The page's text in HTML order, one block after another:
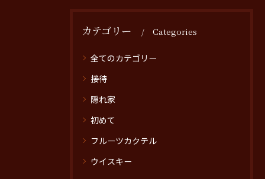
カテゴリー Categories
全てのカテゴリー
接待
隠れ家
初めて
フルーツカクテル
ウイスキー